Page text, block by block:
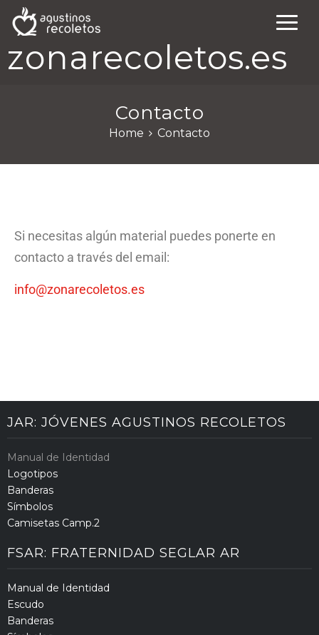
zonarecoletos.es
Contacto
Home Contacto
Si necesitas algún material puedes ponerte en
contacto a través del email:
info@zonarecoletos.es
JAR: JÓVENES AGUSTINOS RECOLETOS
Manual de Identidad
Logotipos
Banderas
Símbolos
Camisetas Camp.2
FSAR: FRATERNIDAD SEGLAR AR
Manual de Identidad
Escudo
Banderas